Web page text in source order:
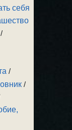
себя
/
/
/